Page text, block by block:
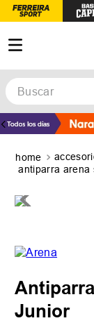
Buscar
TÉRMINOS
2.
zapatillas
antiparra arena
Junior